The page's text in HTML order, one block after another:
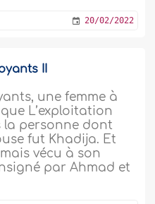
20/02/2022
II
une femme à
L’exploitation
la personne dont
fut Khadija. Et
vécu à son
par Ahmad et